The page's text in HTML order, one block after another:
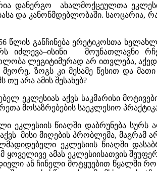
დანერგო ახალმოქცეულთა
და კანონმდებლობაში.
წლის განჩინება ერეტიკოსთა
იძლევა–ისინი მოუნათლავნი
ლეგიტიმურად არ ითვლება,
ზოგს კი მესამე წესით და მათი
თუ არა ამის შესახებ?
ეკლესიას აქვს საკმარისი
მოსაზრებების საეკლესიო
ეკლესიის წიაღში დაბრუნება სურს
მისი მიღების პრობლემა, მაგრამ
ეკლესიის წიაღში
ყოველივე ამას ეკლესიისათვის
ან ჩინელი მოტყუებით წყალში